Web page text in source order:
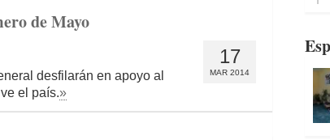
de Mayo
17
MAR 2014
desfilarán en apoyo al
el país.»